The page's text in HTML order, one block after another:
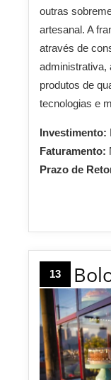
outras
artesanal. A
através de
administrativa,
produtos de
tecnologias e
Investimento:
Faturamento:
Prazo de
13